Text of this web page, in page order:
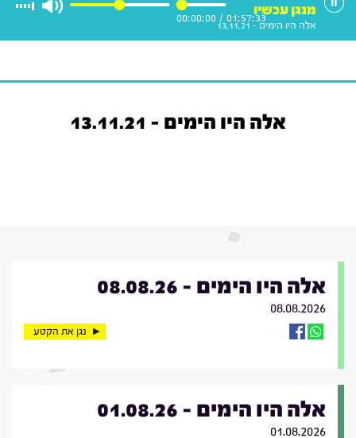
01:57:33
/
00:00:00
מנגן עכשיו
אלה היו הימים - 13.11.21
אלה היו הימים - 13.11.21
אלה היו הימים - 08.08.26
08.08.2026
נגן את הקטע
אלה היו הימים - 01.08.26
01.08.2026